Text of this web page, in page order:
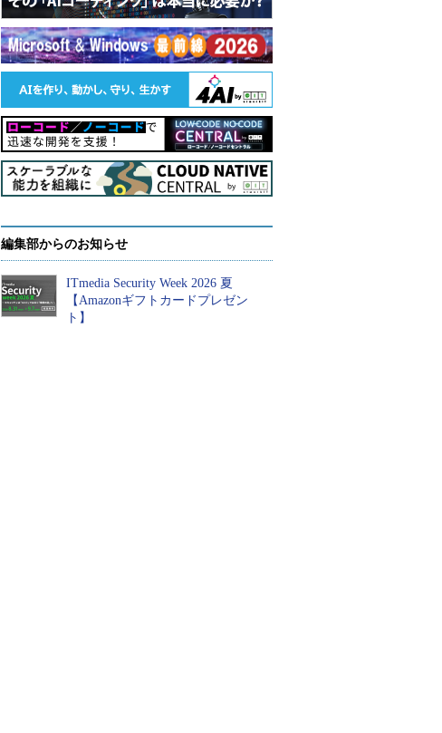
編集部からのお知らせ
ITmedia Security Week 2026 夏
【Amazonギフトカードプレゼン
ト】